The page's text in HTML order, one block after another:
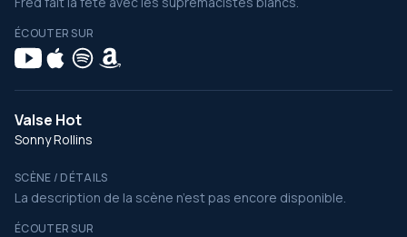
ÉCOUTER SUR
Valse Hot
Sonny Rollins
SCÈNE / DÉTAILS
La description de la scène n’est pas encore disponible.
ÉCOUTER SUR